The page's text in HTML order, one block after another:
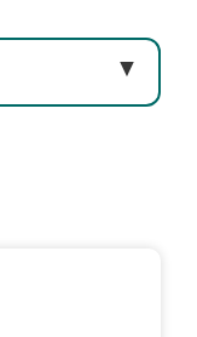
▼